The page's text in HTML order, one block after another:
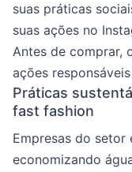
suas práticas
suas ações no
Antes de comprar,
ações
Práticas
fast fashion
Empresas do setor
economizando